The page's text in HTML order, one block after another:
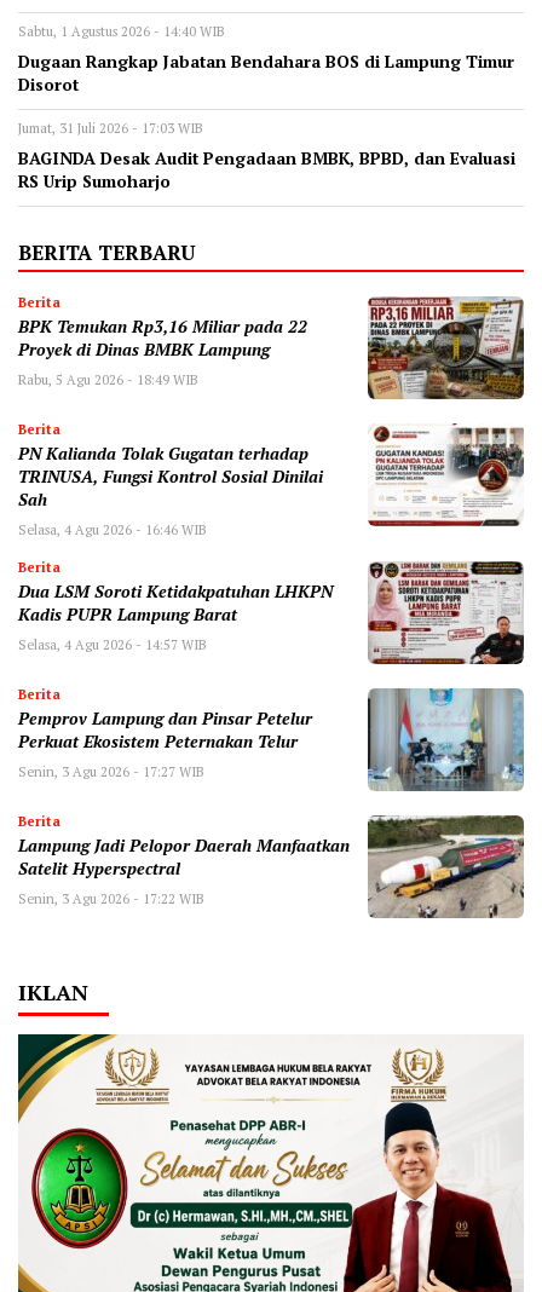
Sabtu, 1 Agustus 2026 - 14:40 WIB
Dugaan Rangkap Jabatan Bendahara BOS di Lampung Timur
Disorot
Jumat, 31 Juli 2026 - 17:03 WIB
BAGINDA Desak Audit Pengadaan BMBK, BPBD, dan Evaluasi
RS Urip Sumoharjo
BERITA TERBARU
Berita
BPK Temukan Rp3,16 Miliar pada 22
Proyek di Dinas BMBK Lampung
Rabu, 5 Agu 2026 - 18:49 WIB
Berita
PN Kalianda Tolak Gugatan terhadap
TRINUSA, Fungsi Kontrol Sosial Dinilai
Sah
Selasa, 4 Agu 2026 - 16:46 WIB
Berita
Dua LSM Soroti Ketidakpatuhan LHKPN
Kadis PUPR Lampung Barat
Selasa, 4 Agu 2026 - 14:57 WIB
Berita
Pemprov Lampung dan Pinsar Petelur
Perkuat Ekosistem Peternakan Telur
Senin, 3 Agu 2026 - 17:27 WIB
Berita
Lampung Jadi Pelopor Daerah Manfaatkan
Satelit Hyperspectral
Senin, 3 Agu 2026 - 17:22 WIB
IKLAN